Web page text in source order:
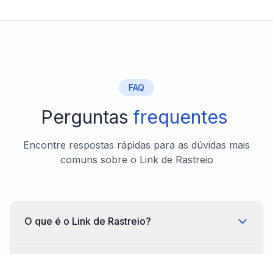
FAQ
Perguntas frequentes
Encontre respostas rápidas para as dúvidas mais
comuns sobre o Link de Rastreio
O que é o Link de Rastreio?